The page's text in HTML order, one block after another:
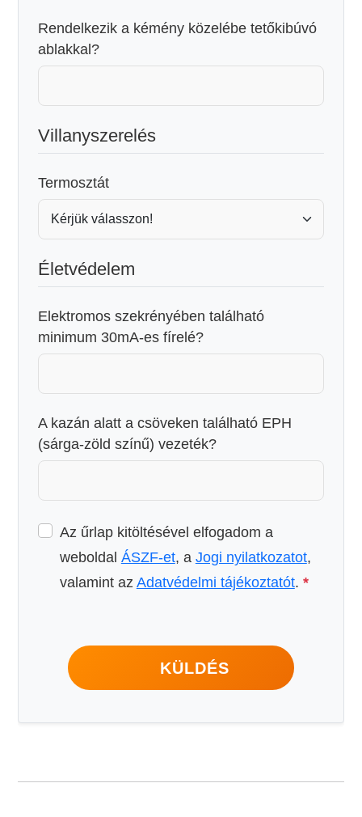
Rendelkezik a kémény közelébe tetőkibúvó
ablakkal?
Villanyszerelés
Termosztát
Életvédelem
Elektromos szekrényében található
minimum 30mA-es fírelé?
A kazán alatt a csöveken található EPH
(sárga-zöld színű) vezeték?
Az űrlap kitöltésével elfogadom a
weboldal ÁSZF-et, a Jogi nyilatkozatot,
valamint az Adatvédelmi tájékoztatót. *
KÜLDÉS